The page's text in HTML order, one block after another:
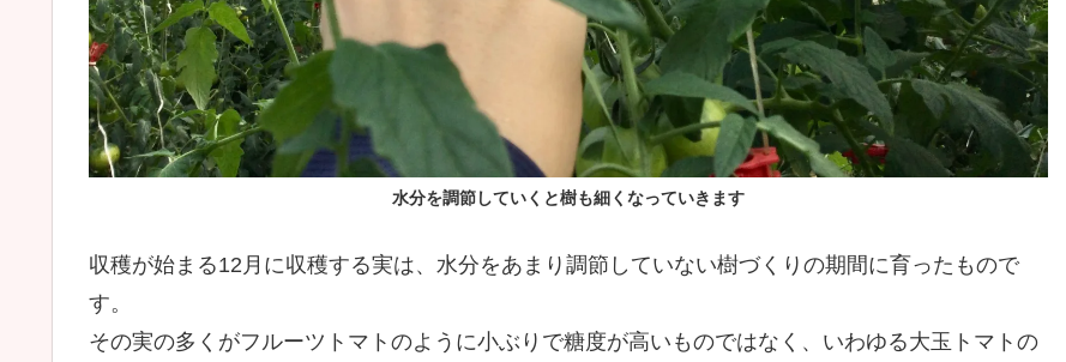
水分を調節していくと樹も細くなっていきます
収穫が始まる12月に収穫する実は、水分をあまり調節していない樹づくりの期間に育ったもので
す。
その実の多くがフルーツトマトのように小ぶりで糖度が高いものではなく、いわゆる大玉トマトの